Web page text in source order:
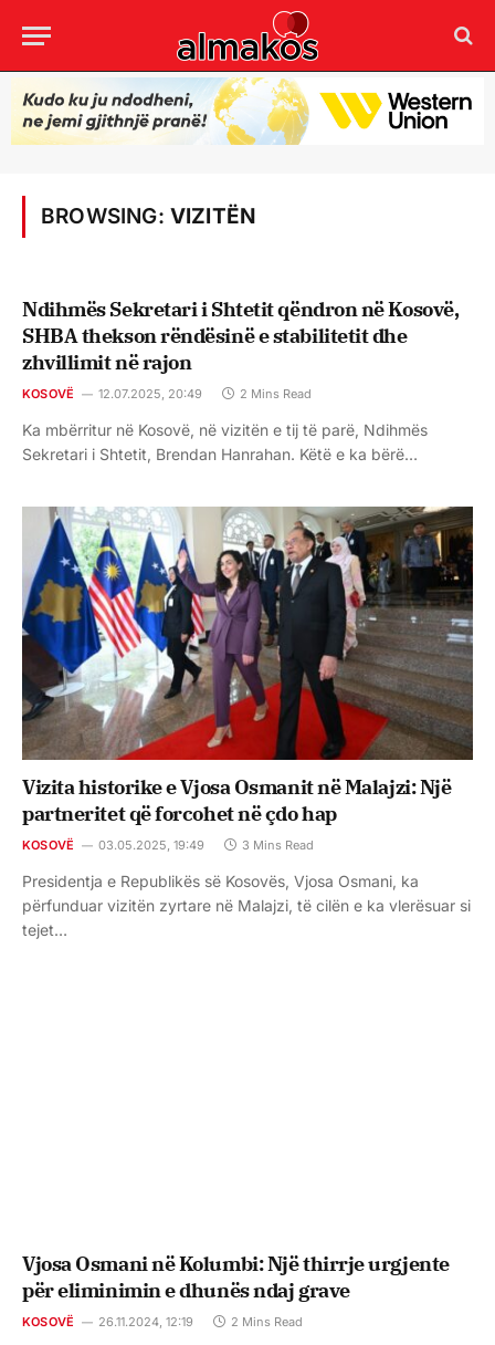
BROWSING: VIZITËN
Ndihmës Sekretari i Shtetit qëndron në Kosovë,
SHBA thekson rëndësinë e stabilitetit dhe
zhvillimit në rajon
KOSOVË 12.07.2025, 20:49 2 Mins Read
Ka mbërritur në Kosovë, në vizitën e tij të parë, Ndihmës
Sekretari i Shtetit, Brendan Hanrahan. Këtë e ka bërë…
Vizita historike e Vjosa Osmanit në Malajzi: Një
partneritet që forcohet në çdo hap
KOSOVË 03.05.2025, 19:49 3 Mins Read
Presidentja e Republikës së Kosovës, Vjosa Osmani, ka
përfunduar vizitën zyrtare në Malajzi, të cilën e ka vlerësuar si
tejet…
Vjosa Osmani në Kolumbi: Një thirrje urgjente
për eliminimin e dhunës ndaj grave
KOSOVË 26.11.2024, 12:19 2 Mins Read